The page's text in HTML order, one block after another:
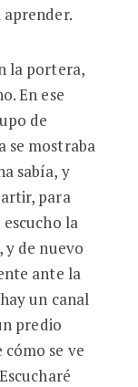
aprender.
la portera,
En ese
de
se mostraba
sabía, y
para
la
de nuevo
ante la
un canal
predio
se ve